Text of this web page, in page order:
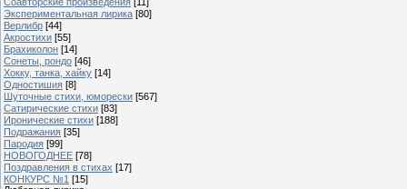
Экспериментальная лирика [80]
Верлибр [44]
Акростихи [55]
Брахиколон [14]
Сонеты, рондо [46]
Хокку, танка, хайку [14]
Одностишия [8]
Шуточные стихи, юморески [567]
Сатирические стихи [83]
Иронические стихи [188]
Подражания [35]
Пародия [99]
НОВОГОДНЕЕ [78]
Поздравления в стихах [17]
КОНКУРС №1 [15]